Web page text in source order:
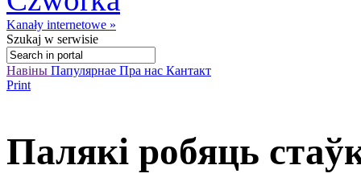
Kanały internetowe »
Szukaj w serwisie
Навіны Папулярнае Пра нас Кантакт
Print
Палякі робяць